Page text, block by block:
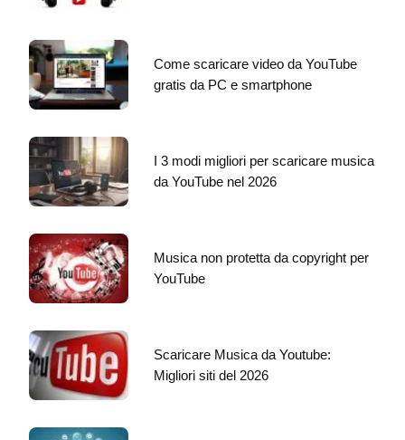
Come scaricare video da YouTube
gratis da PC e smartphone
I 3 modi migliori per scaricare musica
da YouTube nel 2026
Musica non protetta da copyright per
YouTube
Scaricare Musica da Youtube:
Migliori siti del 2026